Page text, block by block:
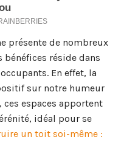
présente de nombreux
bénéfices réside dans
En effet, la
sur notre humeur
ces espaces apportent
idéal pour se
un toit soi-même :